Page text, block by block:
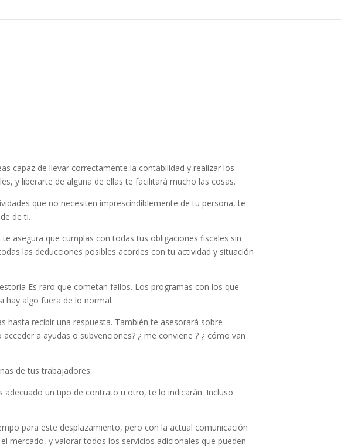
capaz de llevar correctamente la contabilidad y realizar los
y liberarte de alguna de ellas te facilitará mucho las cosas.
que no necesiten imprescindiblemente de tu persona, te
de ti.
asegura que cumplas con todas tus obligaciones fiscales sin
las deducciones posibles acordes con tu actividad y situación
Es raro que cometan fallos. Los programas con los que
hay algo fuera de lo normal.
hasta recibir una respuesta. También te asesorará sobre
a ayudas o subvenciones? ¿ me conviene ? ¿ cómo van
de tus trabajadores.
un tipo de contrato u otro, te lo indicarán. Incluso
para este desplazamiento, pero con la actual comunicación
mercado, y valorar todos los servicios adicionales que pueden